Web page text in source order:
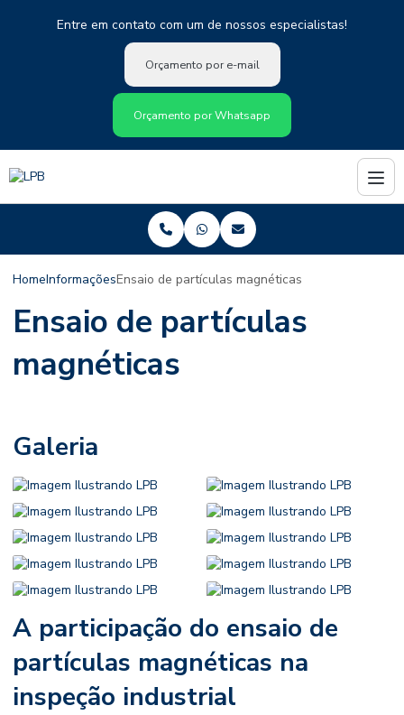
Entre em contato com um de nossos especialistas!
Orçamento por e-mail
Orçamento por Whatsapp
HomeInformaçõesEnsaio de partículas magnéticas
Ensaio de partículas
magnéticas
Galeria
A participação do ensaio de
partículas magnéticas na
inspeção industrial